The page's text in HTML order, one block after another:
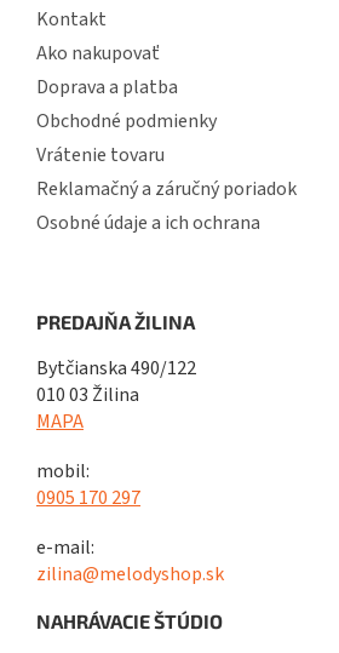
Kontakt
Ako nakupovať
Doprava a platba
Obchodné podmienky
Vrátenie tovaru
Reklamačný a záručný poriadok
Osobné údaje a ich ochrana
PREDAJŇA ŽILINA
Bytčianska 490/122
010 03 Žilina
MAPA
mobil:
0905 170 297
e-mail:
zilina@melodyshop.sk
NAHRÁVACIE ŠTÚDIO